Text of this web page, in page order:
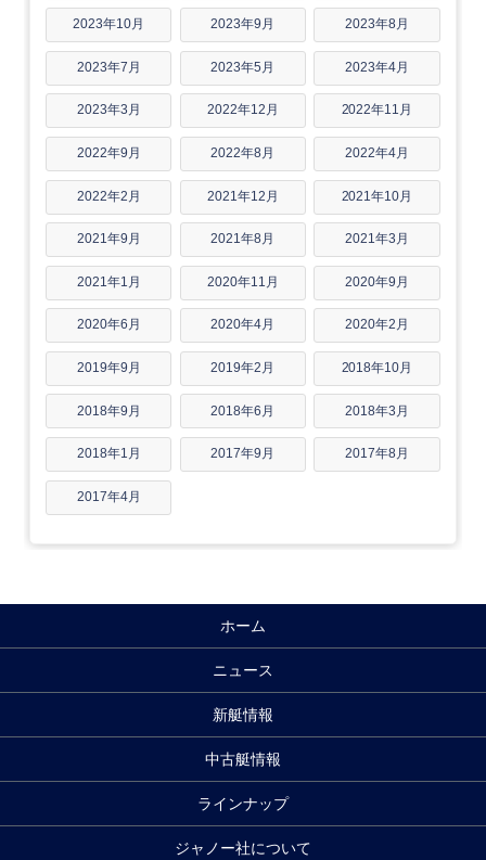
2023年10月 2023年9月 2023年8月
2023年7月 2023年5月 2023年4月
2023年3月 2022年12月 2022年11月
2022年9月 2022年8月 2022年4月
2022年2月 2021年12月 2021年10月
2021年9月 2021年8月 2021年3月
2021年1月 2020年11月 2020年9月
2020年6月 2020年4月 2020年2月
2019年9月 2019年2月 2018年10月
2018年9月 2018年6月 2018年3月
2018年1月 2017年9月 2017年8月
2017年4月
ホーム
ニュース
新艇情報
中古艇情報
ラインナップ
ジャノー社について